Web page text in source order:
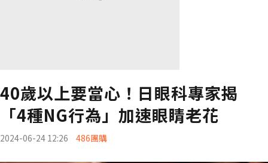
40歲以上要當心！日眼科專家揭
「4種NG行為」加速眼睛老花
2024-06-24 12:26 486團購